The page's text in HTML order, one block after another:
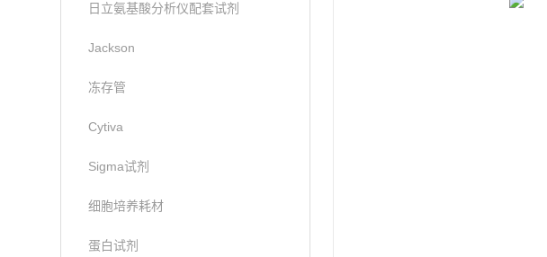
日立氨基酸分析仪配套试剂
Jackson
冻存管
Cytiva
Sigma试剂
细胞培养耗材
蛋白试剂